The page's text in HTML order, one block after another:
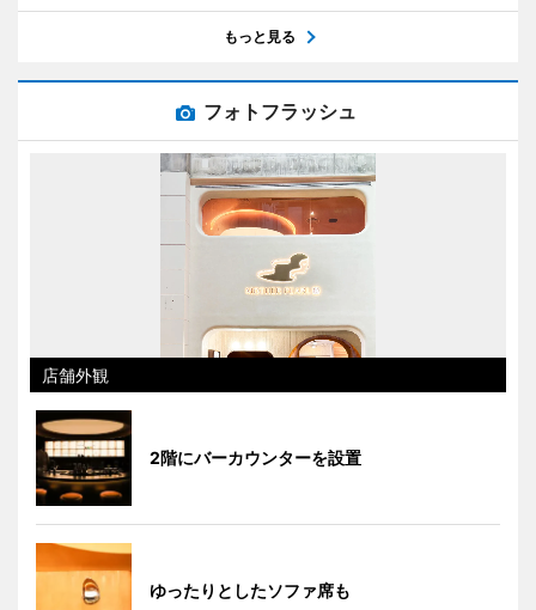
もっと見る
フォトフラッシュ
店舗外観
2階にバーカウンターを設置
ゆったりとしたソファ席も